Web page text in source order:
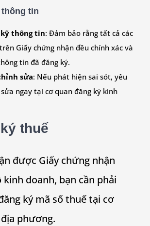
thông tin
thông tin: Đảm bảo rằng tất cả các
Giấy chứng nhận đều chính xác và
tin đã đăng ký.
sửa: Nếu phát hiện sai sót, yêu
ngay tại cơ quan đăng ký kinh
thuế
được Giấy chứng nhận
kinh doanh, bạn cần phải
ký mã số thuế tại cơ
phương.